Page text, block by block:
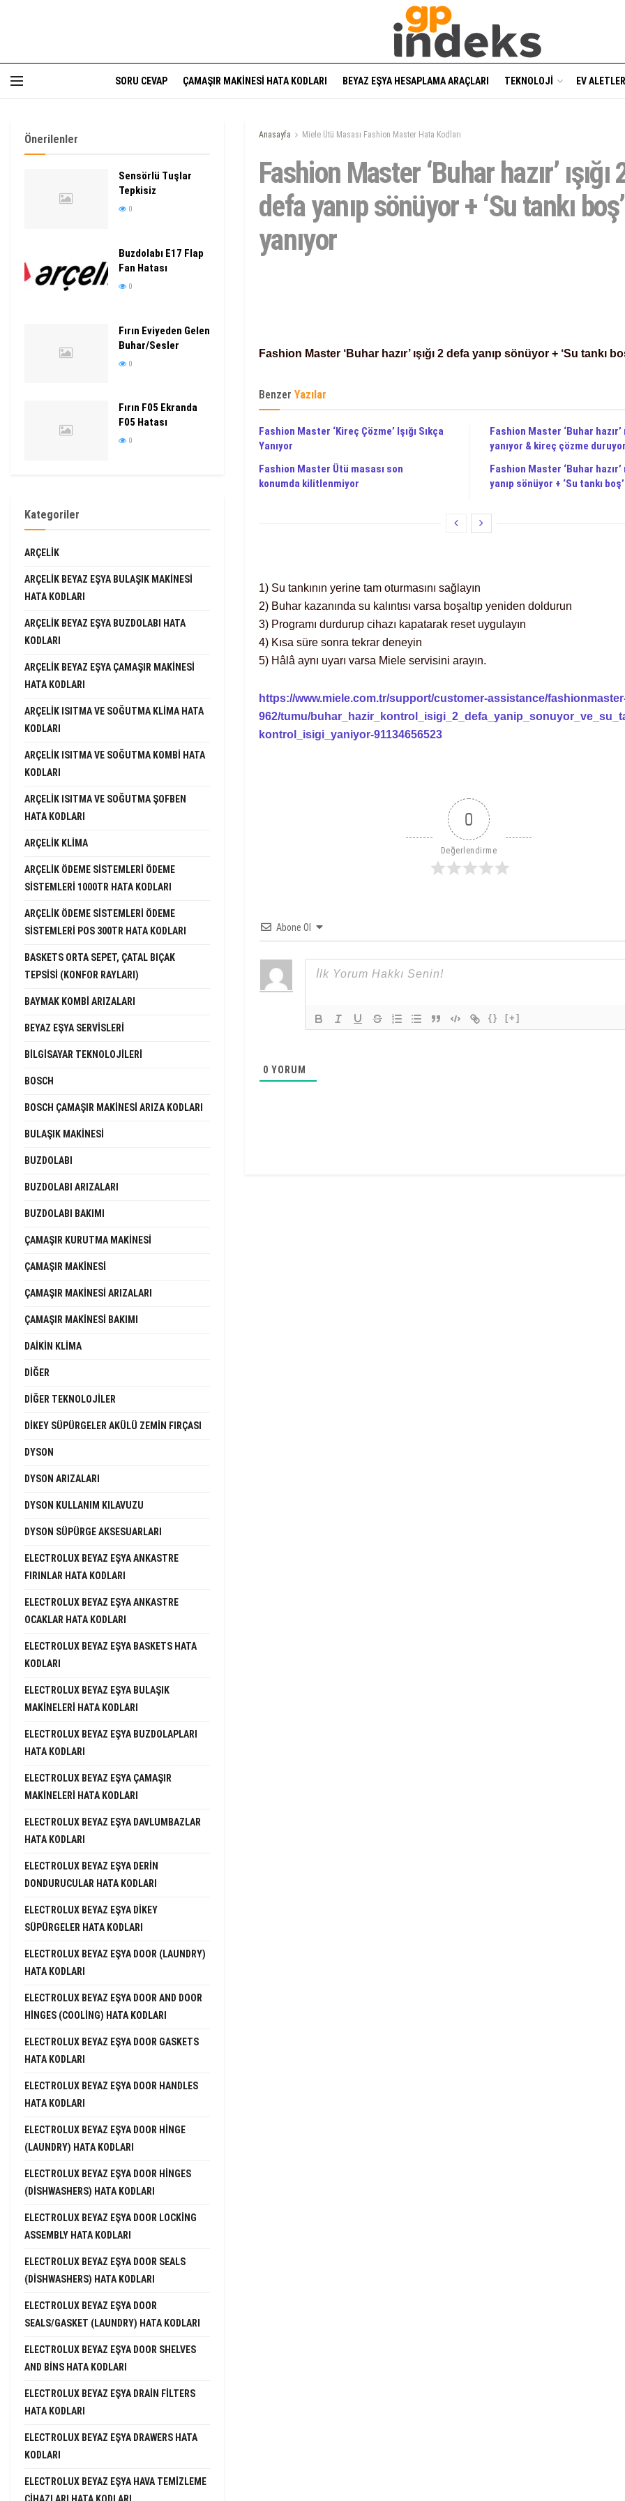
SORU CEVAP ÇAMAŞIR MAKINESI HATA KODLARI BEYAZ EŞYA HESAPLAMA ARAÇLARI TEKNOLOJI EV
Anasayfa Miele Ütü Masası Fashion Master Hata Kodları
Fashion Master ‘Buhar hazır’ ışığı
defa yanıp sönüyor + ‘Su tankı boş’
yanıyor
Fashion Master ‘Buhar hazır’ ışığı 2 defa yanıp sönüyor + ‘Su tankı
Benzer Yazılar
Fashion Master ‘Kireç Çözme’ Işığı Sıkça
Yanıyor
Fashion Master Ütü masası son
konumda kilitlenmiyor
Fashion Master ‘Buhar hazır’
yanıyor & kireç çözme
Fashion Master ‘Buhar hazır’
yanıp sönüyor + ‘Su tankı
1) Su tankının yerine tam oturmasını sağlayın
2) Buhar kazanında su kalıntısı varsa boşaltıp yeniden doldurun
3) Programı durdurup cihazı kapatarak reset uygulayın
4) Kısa süre sonra tekrar deneyin
5) Hâlâ aynı uyarı varsa Miele servisini arayın.
https://www.miele.com.tr/support/customer-assistance/
962/tumu/
kontrol_isigi_yaniyor-91134656523
0
Değerlendirme
Abone Ol
{} [+]
0 YORUM
Önerilenler
Sensörlü Tuşlar
Tepkisiz
0
Buzdolabı E17 Flap
Fan Hatası
0
Fırın Eviyeden Gelen
Buhar/Sesler
0
Fırın F05 Ekranda
F05 Hatası
0
Kategoriler
ARÇELIK
ARÇELIK BEYAZ EŞYA BULAŞIK MAKINESI
HATA KODLARI
ARÇELIK BEYAZ EŞYA BUZDOLABI HATA
KODLARI
ARÇELIK BEYAZ EŞYA ÇAMAŞIR MAKINESI
HATA KODLARI
ARÇELIK ISITMA VE SOĞUTMA KLIMA HATA
KODLARI
ARÇELIK ISITMA VE SOĞUTMA KOMBI HATA
KODLARI
ARÇELIK ISITMA VE SOĞUTMA ŞOFBEN
HATA KODLARI
ARÇELIK KLIMA
ARÇELIK ÖDEME SISTEMLERI ÖDEME
SISTEMLERI 1000TR HATA KODLARI
ARÇELIK ÖDEME SISTEMLERI ÖDEME
SISTEMLERI POS 300TR HATA KODLARI
BASKETS ORTA SEPET, ÇATAL BIÇAK
TEPSISI (KONFOR RAYLARI)
BAYMAK KOMBI ARIZALARI
BEYAZ EŞYA SERVISLERI
BILGISAYAR TEKNOLOJILERI
BOSCH
BOSCH ÇAMAŞIR MAKINESI ARIZA KODLARI
BULAŞIK MAKINESI
BUZDOLABI
BUZDOLABI ARIZALARI
BUZDOLABI BAKIMI
ÇAMAŞIR KURUTMA MAKINESI
ÇAMAŞIR MAKINESI
ÇAMAŞIR MAKINESI ARIZALARI
ÇAMAŞIR MAKINESI BAKIMI
DAIKIN KLIMA
DIĞER
DIĞER TEKNOLOJILER
DIKEY SÜPÜRGELER AKÜLÜ ZEMIN FIRÇASI
DYSON
DYSON ARIZALARI
DYSON KULLANIM KILAVUZU
DYSON SÜPÜRGE AKSESUARLARI
ELECTROLUX BEYAZ EŞYA ANKASTRE
FIRINLAR HATA KODLARI
ELECTROLUX BEYAZ EŞYA ANKASTRE
OCAKLAR HATA KODLARI
ELECTROLUX BEYAZ EŞYA BASKETS HATA
KODLARI
ELECTROLUX BEYAZ EŞYA BULAŞIK
MAKINELERI HATA KODLARI
ELECTROLUX BEYAZ EŞYA BUZDOLAPLARI
HATA KODLARI
ELECTROLUX BEYAZ EŞYA ÇAMAŞIR
MAKINELERI HATA KODLARI
ELECTROLUX BEYAZ EŞYA DAVLUMBAZLAR
HATA KODLARI
ELECTROLUX BEYAZ EŞYA DERIN
DONDURUCULAR HATA KODLARI
ELECTROLUX BEYAZ EŞYA DIKEY
SÜPÜRGELER HATA KODLARI
ELECTROLUX BEYAZ EŞYA DOOR (LAUNDRY)
HATA KODLARI
ELECTROLUX BEYAZ EŞYA DOOR AND DOOR
HINGES (COOLING) HATA KODLARI
ELECTROLUX BEYAZ EŞYA DOOR GASKETS
HATA KODLARI
ELECTROLUX BEYAZ EŞYA DOOR HANDLES
HATA KODLARI
ELECTROLUX BEYAZ EŞYA DOOR HINGE
(LAUNDRY) HATA KODLARI
ELECTROLUX BEYAZ EŞYA DOOR HINGES
(DISHWASHERS) HATA KODLARI
ELECTROLUX BEYAZ EŞYA DOOR LOCKING
ASSEMBLY HATA KODLARI
ELECTROLUX BEYAZ EŞYA DOOR SEALS
(DISHWASHERS) HATA KODLARI
ELECTROLUX BEYAZ EŞYA DOOR
SEALS/GASKET (LAUNDRY) HATA KODLARI
ELECTROLUX BEYAZ EŞYA DOOR SHELVES
AND BINS HATA KODLARI
ELECTROLUX BEYAZ EŞYA DRAIN FILTERS
HATA KODLARI
ELECTROLUX BEYAZ EŞYA DRAWERS HATA
KODLARI
ELECTROLUX BEYAZ EŞYA HAVA TEMIZLEME